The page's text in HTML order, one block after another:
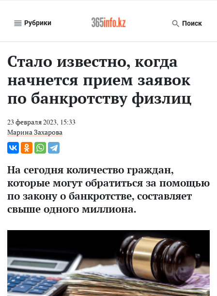
Рубрики Поиск
Стало известно, когда
начнется прием заявок
по банкротству физлиц
23 февраля 2023, 15:33
Марина Захарова
На сегодня количество граждан,
которые могут обратиться за помощью
по закону о банкротстве, составляет
свыше одного миллиона.